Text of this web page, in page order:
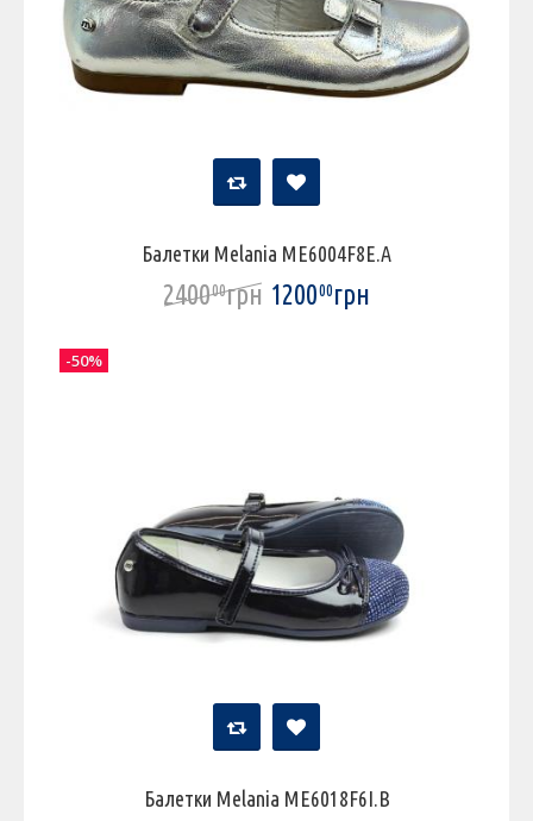
Балетки Melania ME6004F8E.A
240000грн 120000грн
Балетки Melania ME6018F6I.B
-50%